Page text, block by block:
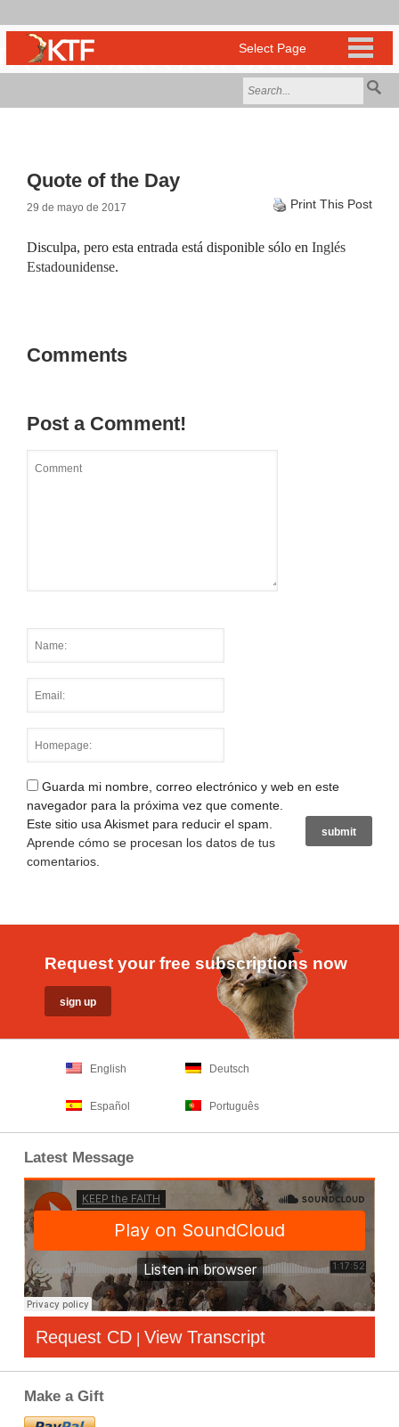
Quote of the Day
29 de mayo de 2017 Print This Post
Disculpa, pero esta entrada está disponible sólo en Inglés
Estadounidense.
Comments
Post a Comment!
Guarda mi nombre, correo electrónico y web en este
navegador para la próxima vez que comente.
Este sitio usa Akismet para reducir el spam.
Aprende cómo se procesan los datos de tus
comentarios
Request your free subscriptions now
English Deutsch
Español Português
Latest Message
Request CD | View Transcript
Make a Gift